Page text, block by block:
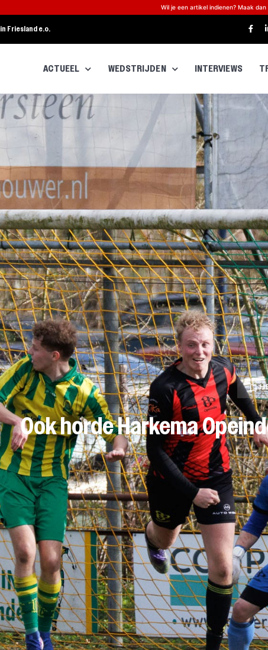
Wil je een artikel indienen? Maak
Friesland e.o.
ACTUEEL WEDSTRIJDEN INTERVIEWS
Ook horde Harkema